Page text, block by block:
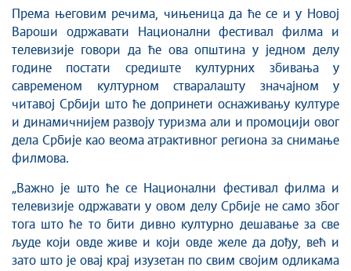
Према његовим речима, чињеница да ће се и у Новој
Вароши одржавати Национални фестивал филма и
телевизије говори да ће ова општина у једном делу
године постати средиште културних збивања у
савременом културном стваралашту значајном у
читавој Србији што ће допринети оснаживању културе
и динамичнијем развоју туризма али и промоцији овог
дела Србије као веома атрактивног региона за снимање
филмова.
„Важно је што ће се Национални фестивал филма и
телевизије одржавати у овом делу Србије не само због
тога што ће то бити дивно културно дешавање за све
људе који овде живе и који овде желе да дођу, већ и
зато што је овај крај изузетан по свим својим одликама